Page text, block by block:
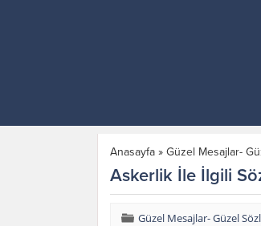
Anasayfa » Güzel Mesajlar-
Askerlik İle İlgili
Güzel Mesajlar- Güzel